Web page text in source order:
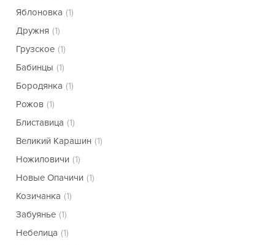
Яблоновка (1)
Дружня (1)
Грузское (1)
Бабинцы (1)
Бородянка (1)
Рожов (1)
Блиставица (1)
Великий Карашин (1)
Ножиловичи (1)
Новые Опачичи (1)
Козичанка (1)
Забуянье (1)
Небелица (1)